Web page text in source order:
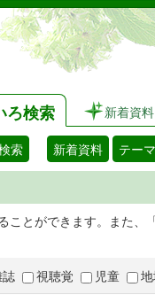
ろ検索 新着資料
索 新着資料 テー
ことができます。また
誌 視聴覚 児童